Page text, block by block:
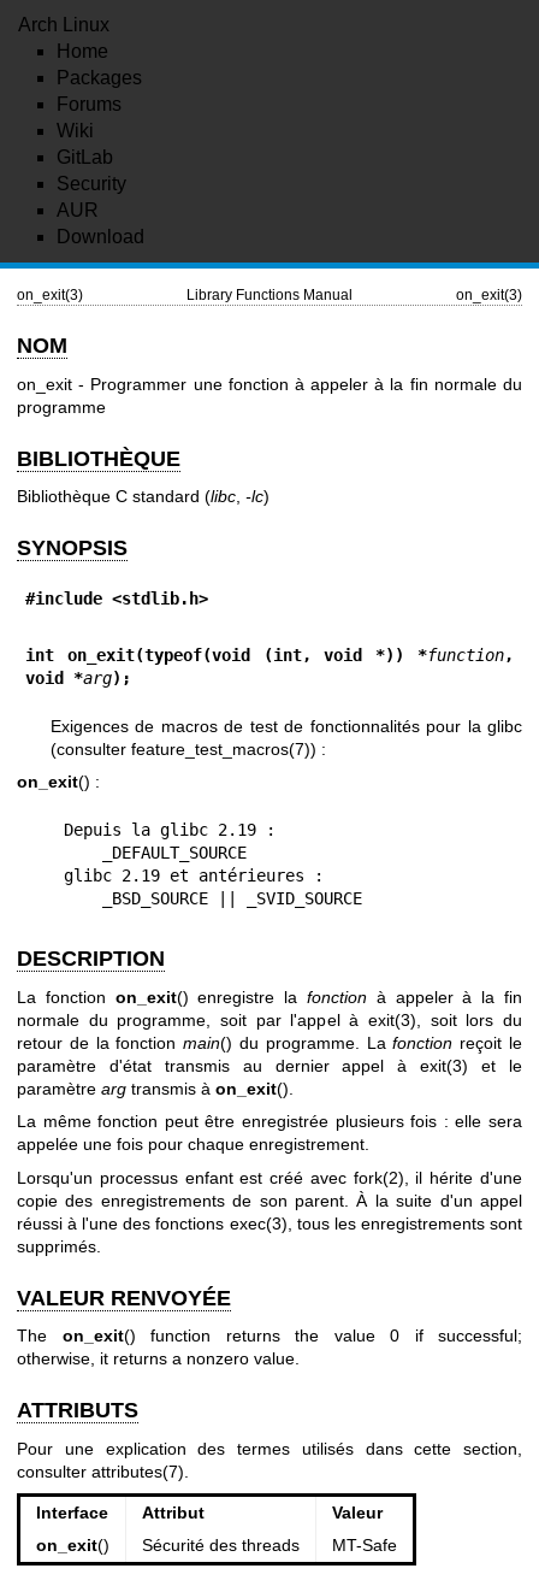
Arch Linux
Home
Packages
Forums
Wiki
GitLab
Security
AUR
Download
on_exit(3) Library Functions Manual on_exit(3)
NOM
on_exit - Programmer une fonction à appeler à la fin normale du
programme
BIBLIOTHÈQUE
Bibliothèque C standard (libc -lc)
SYNOPSIS
#include <stdlib.h>
int on_exit(typeof(void (int, void *)) *function,
void *arg);
Exigences de macros de test de fonctionnalités pour la glibc
(consulter feature_test_macros(7)) :
on_exit() :
        _BSD_SOURCE || _SVID_SOURCE
DESCRIPTION
La fonction on_exit() enregistre lafonction à appeler à la fin
normale du programme, soit par l'appel à exit(3) , soit lors du
retour de la fonctionmain() du programme. Lafonction reçoit le
paramètre d'état transmis au dernier appel àexit(3) et le
paramètre arg transmis à on_exit().
La même fonction peut être enregistrée plusieurs fois : elle sera
appelée une fois pour chaque enregistrement.
Lorsqu'un processus enfant est créé avec fork(2) , il hérite d'une
copie des enregistrements de son parent. À la suite d'un appel
réussi à l'une des fonctions exec(3) , tous les enregistrements sont
supprimés.
VALEUR RENVOYÉE
The on_exit() function returns the value 0 if successful;
otherwise, it returns a nonzero value.
ATTRIBUTS
Pour une explication des termes utilisés dans cette section,
consulter attributes(7)
Interface Attribut
Valeur
on_exit() Sécurité des threads MT-Safe